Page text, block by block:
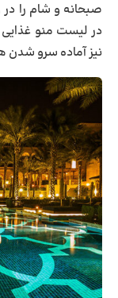
صبحانه و شام را
در لیست منو
نیز آماده سرو شدن